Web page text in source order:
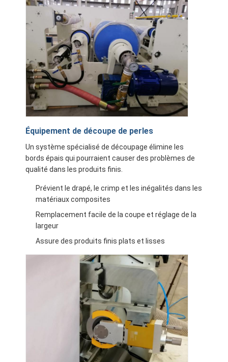
Équipement de découpe de perles
Un système spécialisé de découpage élimine les
bords épais qui pourraient causer des problèmes de
qualité dans les produits finis.
Prévient le drapé, le crimp et les inégalités dans les
matériaux composites
Remplacement facile de la coupe et réglage de la
largeur
Assure des produits finis plats et lisses